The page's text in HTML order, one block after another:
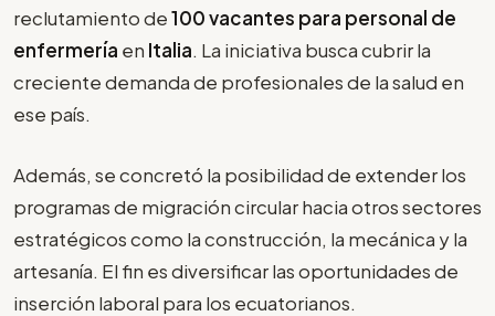
reclutamiento de100 vacantes para personal de
enfermería en Italia. La iniciativa busca cubrir la
creciente demanda de profesionales de la salud en
ese país.
Además, se concretó la posibilidad de extender los
programas de migración circular hacia otros sectores
estratégicos como la construcción, la mecánica y la
artesanía. El fin es diversificar las oportunidades de
inserción laboral para los ecuatorianos.